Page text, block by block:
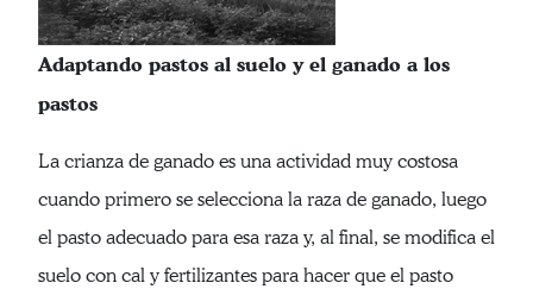
Adaptando pastos al suelo y el ganado a los
pastos
La crianza de ganado es una actividad muy costosa
cuando primero se selecciona la raza de ganado, luego
el pasto adecuado para esa raza y, al final, se modifica el
suelo con cal y fertilizantes para hacer que el pasto